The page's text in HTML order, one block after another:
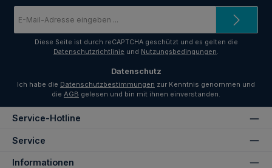
Mail-
Diese Seite ist durch reCAPTCHA geschützt und es gelten die
Datenschutzrichtlinie und Nutzungsbedingungen.
Datenschutz
Ich habe die Datenschutzbestimmungen zur Kenntnis genommen und
die AGB gelesen und bin mit ihnen einverstanden.
Service-Hotline
Service
Informationen